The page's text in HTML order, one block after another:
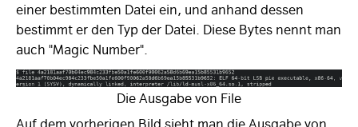
einer bestimmten Datei ein, und anhand dessen
bestimmt er den Typ der Datei. Diese Bytes nennt man
auch "Magic Number".
Die Ausgabe von File
Auf dem vorherigen Bild sieht man die Ausgabe von